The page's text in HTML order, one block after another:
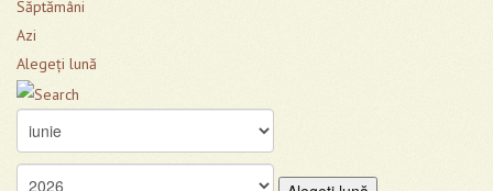
Săptămâni
Azi
Alegeţi lună